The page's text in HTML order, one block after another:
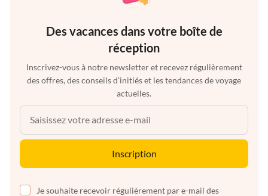
Des vacances dans votre boîte de
réception
Inscrivez-vous à notre newsletter et recevez régulièrement
des offres, des conseils d'initiés et les tendances de voyage
actuelles.
Inscription
Je souhaite recevoir régulièrement par e-mail des